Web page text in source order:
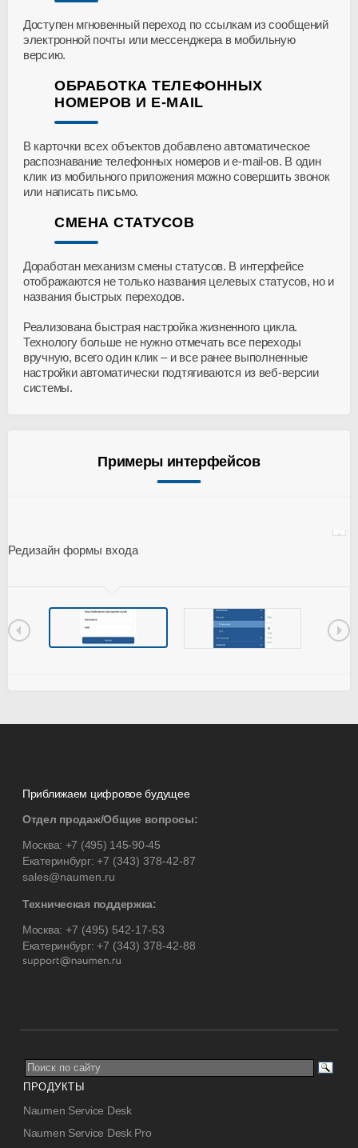
Доступен мгновенный переход по ссылкам из сообщений
электронной почты или мессенджера в мобильную
версию.
ОБРАБОТКА ТЕЛЕФОННЫХ
НОМЕРОВ И E-MAIL
В карточки всех объектов добавлено автоматическое
распознавание телефонных номеров и e-mail-ов. В один
клик из мобильного приложения можно совершить звонок
или написать письмо.
СМЕНА СТАТУСОВ
Доработан механизм смены статусов. В интерфейсе
отображаются не только названия целевых статусов, но и
названия быстрых переходов.
Реализована быстрая настройка жизненного цикла.
Технологу больше не нужно отмечать все переходы
вручную, всего один клик – и все ранее выполненные
настройки автоматически подтягиваются из веб-версии
системы.
Примеры интерфейсов
Редизайн формы входа
Приближаем цифровое будущее
Отдел продаж/Общие вопросы:
Москва: +7 (495) 145-90-45
Екатеринбург:+7 (343) 378-42-87
sales@naumen.ru
Техническая поддержка:
Москва: +7 (495) 542-17-53
Екатеринбург:+7 (343) 378-42-88
ПРОДУКТЫ
Naumen Service Desk
Naumen Service Desk Pro